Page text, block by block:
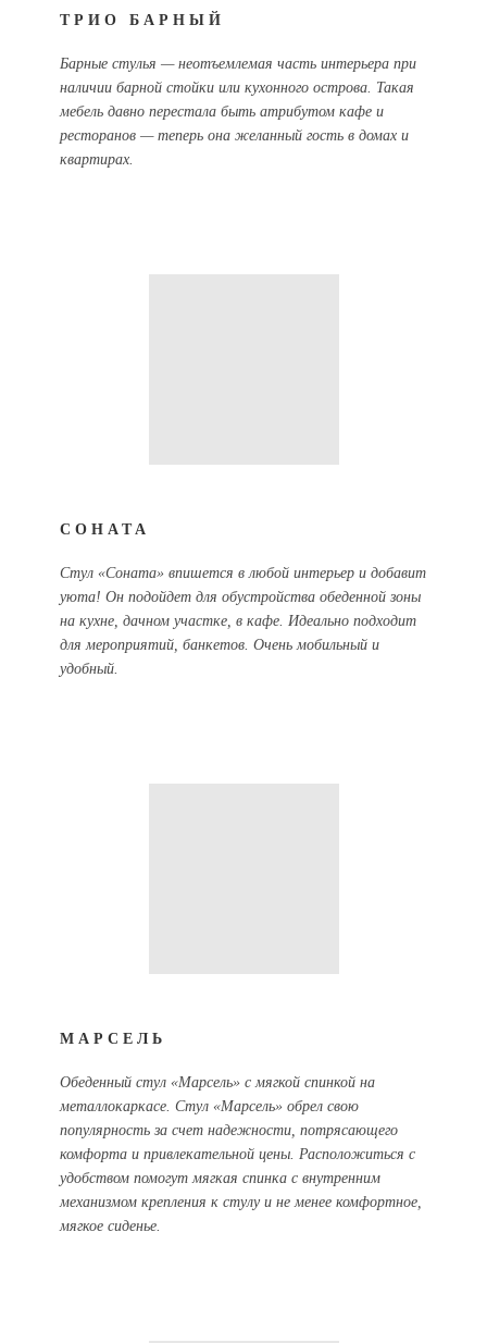
ТРИО БАРНЫЙ
Барные стулья — неотъемлемая часть интерьера при
наличии барной стойки или кухонного острова. Такая
мебель давно перестала быть атрибутом кафе и
ресторанов — теперь она желанный гость в домах и
квартирах.
СОНАТА
Стул «Соната» впишется в любой интерьер и добавит
уюта! Он подойдет для обустройства обеденной зоны
на кухне, дачном участке, в кафе. Идеально подходит
для мероприятий, банкетов. Очень мобильный и
удобный.
МАРСЕЛЬ
Обеденный стул «Марсель» с мягкой спинкой на
металлокаркасе. Стул «Марсель» обрел свою
популярность за счет надежности, потрясающего
комфорта и привлекательной цены. Расположиться с
удобством помогут мягкая спинка с внутренним
механизмом крепления к стулу и не менее комфортное,
мягкое сиденье.